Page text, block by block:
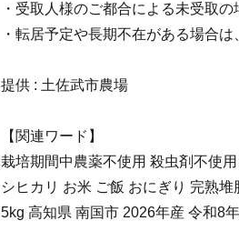
・受取人様のご都合による未受取
・転居予定や長期不在がある場合
提供 : 土佐武市農場
【関連ワード】
栽培期間中農薬不使用 殺虫剤不使
シヒカリ お米 ご飯 おにぎり 完熟
5kg 高知県 南国市 2026年産 令和8